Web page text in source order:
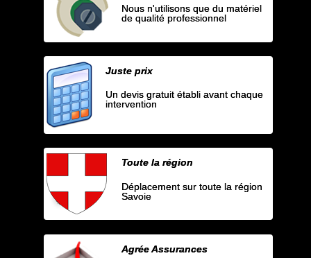
Nous n'utilisons que du matériel
de qualité professionnel
Juste prix
Un devis gratuit établi avant chaque
intervention
Toute la région
Déplacement sur toute la région
Savoie
Agrée Assurances